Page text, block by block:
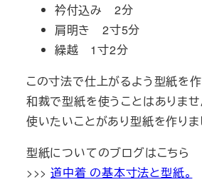
衿付込み 2分
肩明き 2寸5分
繰越 1寸2分
この寸法で仕上がるよう型紙を作
和裁で型紙を使うことはありま
使いたいことがあり型紙を作りま
型紙についてのブログはこちら
>>> 道中着 の基本寸法と型紙。